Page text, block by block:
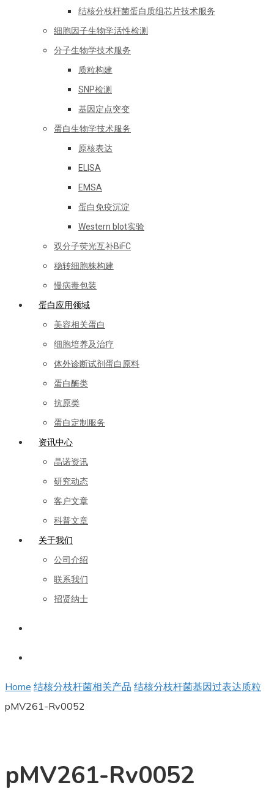
结核分枝杆菌蛋白质组芯片技术服务
细胞因子生物学活性检测
分子生物学技术服务
质粒构建
SNP检测
基因定点突变
蛋白生物学技术服务
原核表达
ELISA
EMSA
蛋白免疫沉淀
Western blot实验
双分子荧光互补BiFC
稳转细胞株构建
慢病毒包装
蛋白应用领域
美容相关蛋白
细胞培养及治疗
体外诊断试剂蛋白原料
蛋白酶类
抗原类
蛋白定制服务
资讯中心
晶诺资讯
研究动态
客户文章
科普文章
关于我们
公司介绍
联系我们
招贤纳士
Home 结核分枝杆菌相关产品 结核分枝杆菌基因过表达质粒
pMV261-Rv0052
pMV261-Rv0052